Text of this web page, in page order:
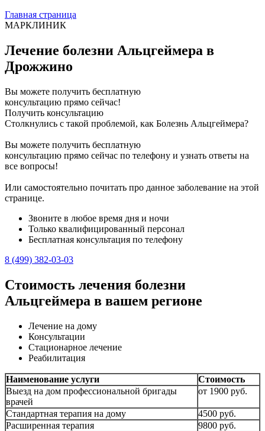
Главная страница
МАРКЛИНИК
Лечение болезни Альцгеймера в
Дрожжино
Вы можете получить бесплатную
консультацию прямо сейчас!
Получить консультацию
Столкнулись с такой проблемой, как Болезнь Альцгеймера?
Вы можете получить бесплатную
консультацию прямо сейчас по телефону и узнать ответы на
все вопросы!
Или самостоятельно почитать про данное заболевание на этой
странице.
Звоните в любое время дня и ночи
Только квалифицированный персонал
Бесплатная консультация по телефону
8 (499) 382-03-03
Стоимость лечения болезни
Альцгеймера в вашем регионе
Лечение на дому
Консультации
Стационарное лечение
Реабилитация
Наименование услуги
Стоимость
Выезд на дом профессиональной бригады
врачей
от 1900 руб.
Стандартная терапия на дому
4500 руб.
Расширенная терапия
9800 руб.